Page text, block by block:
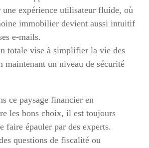
une expérience utilisateur fluide, où
immobilier devient aussi intuitif
e-mails.
totale vise à simplifier la vie des
maintenant un niveau de sécurité
ce paysage financier en
les bons choix, il est toujours
faire épauler par des experts.
questions de fiscalité ou